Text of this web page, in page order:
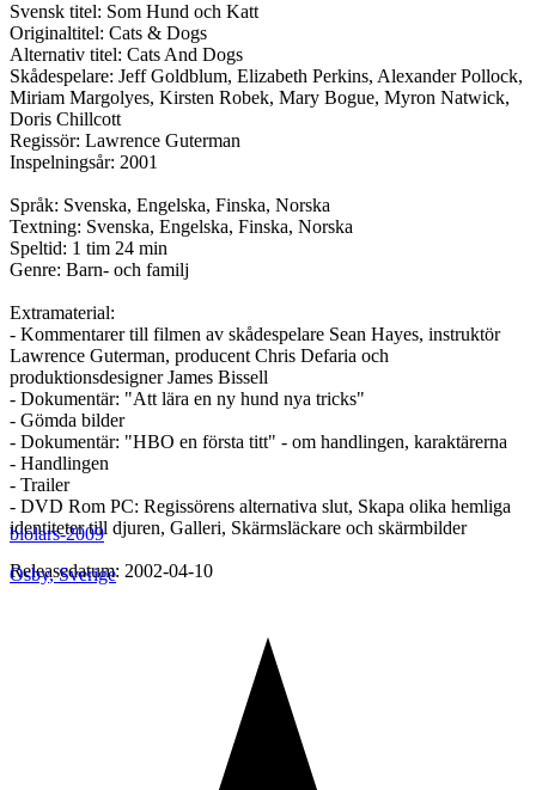
Svensk titel: Som Hund och Katt
Originaltitel: Cats & Dogs
Alternativ titel: Cats And Dogs
Skådespelare: Jeff Goldblum, Elizabeth Perkins, Alexander Pollock,
Miriam Margolyes, Kirsten Robek, Mary Bogue, Myron Natwick,
Doris Chillcott
Regissör: Lawrence Guterman
Inspelningsår: 2001
Språk: Svenska, Engelska, Finska, Norska
Textning: Svenska, Engelska, Finska, Norska
Speltid: 1 tim 24 min
Genre: Barn- och familj
Extramaterial:
- Kommentarer till filmen av skådespelare Sean Hayes, instruktör
Lawrence Guterman, producent Chris Defaria och
produktionsdesigner James Bissell
- Dokumentär: "Att lära en ny hund nya tricks"
- Gömda bilder
- Dokumentär: "HBO en första titt" - om handlingen, karaktärerna
- Handlingen
- Trailer
- DVD Rom PC: Regissörens alternativa slut, Skapa olika hemliga
identiteter till djuren, Galleri, Skärmsläckare och skärmbilder
Releasedatum: 2002-04-10
biolars-2009
Osby,Sverige